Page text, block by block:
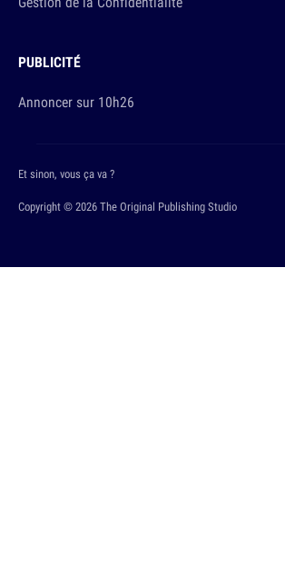
PUBLICITÉ
Annoncer sur 10h26
Copyright © 2026 The Original Publishing Studio
Et sinon, vous ça va ?